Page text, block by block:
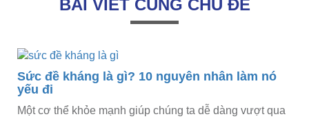
BÀI VIẾT CÙNG CHỦ ĐỀ
Sức đề kháng là gì? 10 nguyên nhân làm nó
yếu đi
Một cơ thể khỏe mạnh giúp chúng ta dễ dàng vượt qua